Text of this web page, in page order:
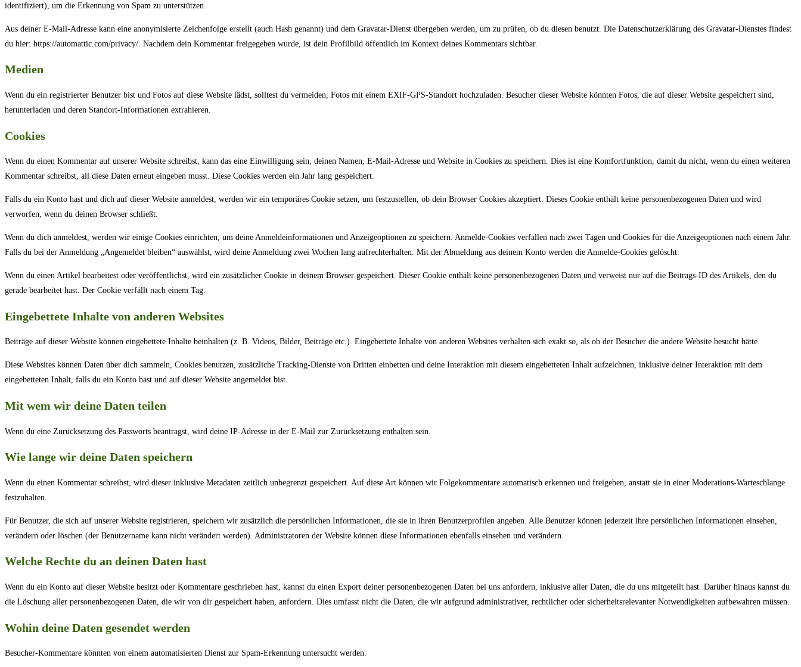
identifiziert), um die Erkennung von Spam zu unterstützen.
Aus deiner E-Mail-Adresse kann eine anonymisierte Zeichenfolge erstellt (auch Hash genannt) und dem Gravatar-Dienst übergeben werden, um zu prüfen, ob du diesen benutzt. Die Datenschutzerklärung des Gravatar-Dienstes findest
du hier: https://automattic.com/privacy/. Nachdem dein Kommentar freigegeben wurde, ist dein Profilbild öffentlich im Kontext deines Kommentars sichtbar.
Medien
Wenn du ein registrierter Benutzer bist und Fotos auf diese Website lädst, solltest du vermeiden, Fotos mit einem EXIF-GPS-Standort hochzuladen. Besucher dieser Website könnten Fotos, die auf dieser Website gespeichert sind,
herunterladen und deren Standort-Informationen extrahieren.
Cookies
Wenn du einen Kommentar auf unserer Website schreibst, kann das eine Einwilligung sein, deinen Namen, E-Mail-Adresse und Website in Cookies zu speichern. Dies ist eine Komfortfunktion, damit du nicht, wenn du einen weiteren
Kommentar schreibst, all diese Daten erneut eingeben musst. Diese Cookies werden ein Jahr lang gespeichert.
Falls du ein Konto hast und dich auf dieser Website anmeldest, werden wir ein temporäres Cookie setzen, um festzustellen, ob dein Browser Cookies akzeptiert. Dieses Cookie enthält keine personenbezogenen Daten und wird
verworfen, wenn du deinen Browser schließt.
Wenn du dich anmeldest, werden wir einige Cookies einrichten, um deine Anmeldeinformationen und Anzeigeoptionen zu speichern. Anmelde-Cookies verfallen nach zwei Tagen und Cookies für die Anzeigeoptionen nach einem Jahr.
Falls du bei der Anmeldung „Angemeldet bleiben“ auswählst, wird deine Anmeldung zwei Wochen lang aufrechterhalten. Mit der Abmeldung aus deinem Konto werden die Anmelde-Cookies gelöscht.
Wenn du einen Artikel bearbeitest oder veröffentlichst, wird ein zusätzlicher Cookie in deinem Browser gespeichert. Dieser Cookie enthält keine personenbezogenen Daten und verweist nur auf die Beitrags-ID des Artikels, den du
gerade bearbeitet hast. Der Cookie verfällt nach einem Tag.
Eingebettete Inhalte von anderen Websites
Beiträge auf dieser Website können eingebettete Inhalte beinhalten (z. B. Videos, Bilder, Beiträge etc.). Eingebettete Inhalte von anderen Websites verhalten sich exakt so, als ob der Besucher die andere Website besucht hätte.
Diese Websites können Daten über dich sammeln, Cookies benutzen, zusätzliche Tracking-Dienste von Dritten einbetten und deine Interaktion mit diesem eingebetteten Inhalt aufzeichnen, inklusive deiner Interaktion mit dem
eingebetteten Inhalt, falls du ein Konto hast und auf dieser Website angemeldet bist.
Mit wem wir deine Daten teilen
Wenn du eine Zurücksetzung des Passworts beantragst, wird deine IP-Adresse in der E-Mail zur Zurücksetzung enthalten sein.
Wie lange wir deine Daten speichern
Wenn du einen Kommentar schreibst, wird dieser inklusive Metadaten zeitlich unbegrenzt gespeichert. Auf diese Art können wir Folgekommentare automatisch erkennen und freigeben, anstatt sie in einer Moderations-Warteschlange
festzuhalten.
Für Benutzer, die sich auf unserer Website registrieren, speichern wir zusätzlich die persönlichen Informationen, die sie in ihren Benutzerprofilen angeben. Alle Benutzer können jederzeit ihre persönlichen Informationen einsehen,
verändern oder löschen (der Benutzername kann nicht verändert werden). Administratoren der Website können diese Informationen ebenfalls einsehen und verändern.
Welche Rechte du an deinen Daten hast
Wenn du ein Konto auf dieser Website besitzt oder Kommentare geschrieben hast, kannst du einen Export deiner personenbezogenen Daten bei uns anfordern, inklusive aller Daten, die du uns mitgeteilt hast. Darüber hinaus kannst du
die Löschung aller personenbezogenen Daten, die wir von dir gespeichert haben, anfordern. Dies umfasst nicht die Daten, die wir aufgrund administrativer, rechtlicher oder sicherheitsrelevanter Notwendigkeiten aufbewahren müssen.
Wohin deine Daten gesendet werden
Besucher-Kommentare könnten von einem automatisierten Dienst zur Spam-Erkennung untersucht werden.